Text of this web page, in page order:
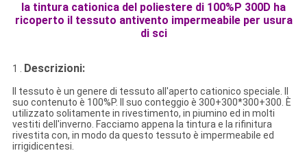
la tintura cationica del poliestere di 100%P 300D ha
ricoperto il tessuto antivento impermeabile per usura
di sci
1 . Descrizioni:
Il tessuto è un genere di tessuto all'aperto cationico speciale. Il
suo contenuto è 100%P. Il suo conteggio è 300+300*300+300. È
utilizzato solitamente in rivestimento, in piumino ed in molti
vestiti dell'inverno. Facciamo appena la tintura e la rifinitura
rivestita con, in modo da questo tessuto è impermeabile ed
irrigidicentesi.